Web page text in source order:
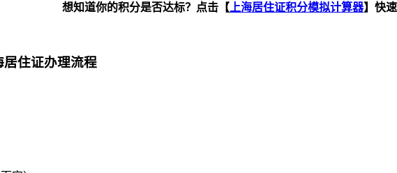
想知道你的积分是否达标？点击【 上海居住证积分模拟计算器】快
居住证办理流程